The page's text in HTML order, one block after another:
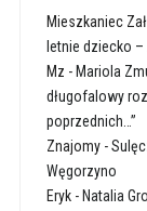
Mieszkaniec
letnie dziecko –
Mz - Mariola
długofalowy
poprzednich…”
Znajomy-
Węgorzyno
Eryk- Natalia